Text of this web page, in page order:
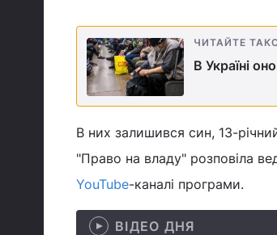
ЧИТАЙТЕ
В Україні
В них залишився син, 13-
"Право на владу" розповіла
YouTube-каналі програми.
ВІДЕО ДНЯ